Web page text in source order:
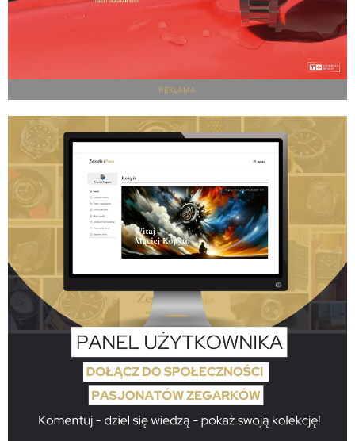
REKLAMA